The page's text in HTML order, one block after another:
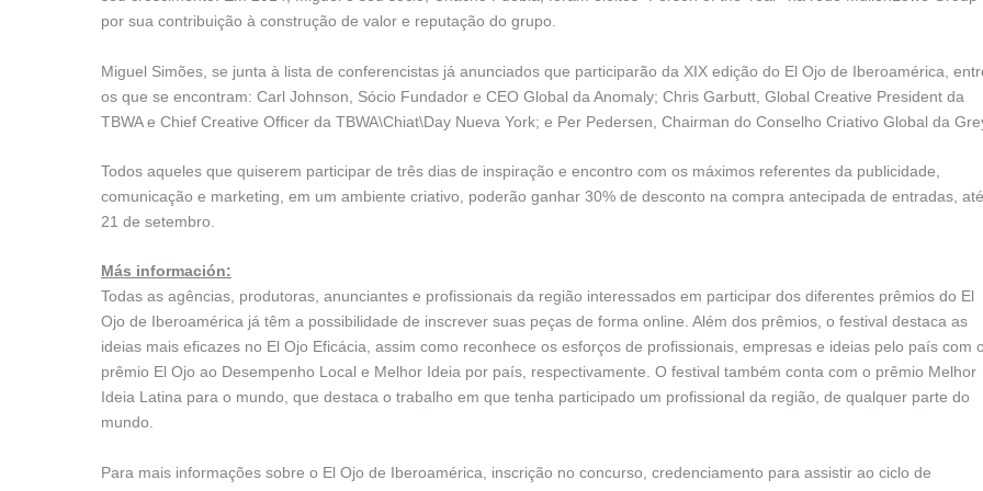
por sua contribuição à construção de valor e reputação do grupo.
Miguel Simões, se junta à lista de conferencistas já anunciados que participarão da XIX edição do El Ojo de Iberoamérica,
os que se encontram: Carl Johnson, Sócio Fundador e CEO Global da Anomaly; Chris Garbutt, Global Creative President da
TBWA e Chief Creative Officer da TBWA\Chiat\Day Nueva York; e Per Pedersen, Chairman do Conselho Criativo Global da
Todos aqueles que quiserem participar de três dias de inspiração e encontro com os máximos referentes da publicidade,
comunicação e marketing, em um ambiente criativo, poderão ganhar 30% de desconto na compra antecipada de entradas, até
21 de setembro.
Más información:
Todas as agências, produtoras, anunciantes e profissionais da região interessados em participar dos diferentes prêmios do El
Ojo de Iberoamérica já têm a possibilidade de inscrever suas peças de forma online. Além dos prêmios, o festival destaca as
ideias mais eficazes no El Ojo Eficácia, assim como reconhece os esforços de profissionais, empresas e ideias pelo país com o
prêmio El Ojo ao Desempenho Local e Melhor Ideia por país, respectivamente. O festival também conta com o prêmio Melhor
Ideia Latina para o mundo, que destaca o trabalho em que tenha participado um profissional da região, de qualquer parte do
mundo.
Para mais informações sobre o El Ojo de Iberoamérica, inscrição no concurso, credenciamento para assistir ao ciclo de